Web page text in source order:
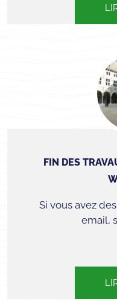
FIN DES
Si vous avez
email,